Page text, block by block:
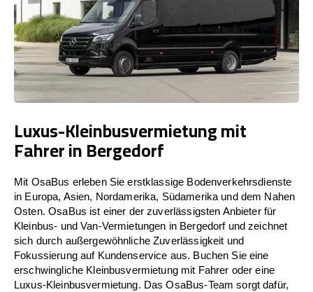
Luxus-Kleinbusvermietung mit
Fahrer in Bergedorf
Mit OsaBus erleben Sie erstklassige Bodenverkehrsdienste
in Europa, Asien, Nordamerika, Südamerika und dem Nahen
Osten. OsaBus ist einer der zuverlässigsten Anbieter für
Kleinbus- und Van-Vermietungen in Bergedorf und zeichnet
sich durch außergewöhnliche Zuverlässigkeit und
Fokussierung auf Kundenservice aus. Buchen Sie eine
erschwingliche Kleinbusvermietung mit Fahrer oder eine
Luxus-Kleinbusvermietung. Das OsaBus-Team sorgt dafür,